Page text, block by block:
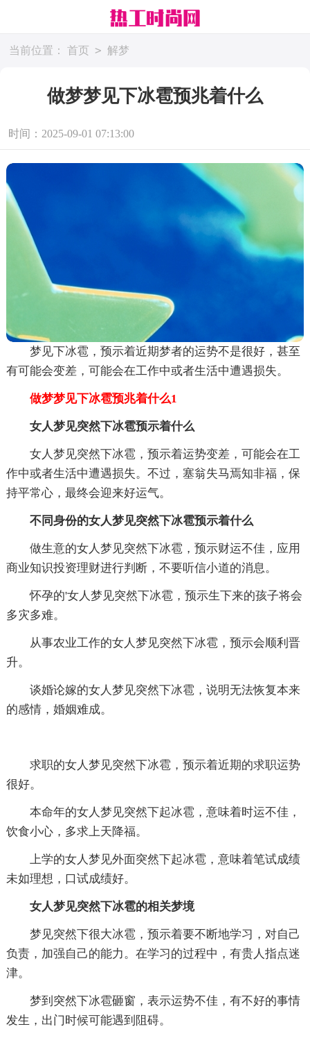
当前位置： 首页 > 解梦
做梦梦见下冰雹预兆着什么
时间：2025-09-01 07:13:00
梦见下冰雹，预示着近期梦者的运势不是很好，甚至
有可能会变差，可能会在工作中或者生活中遭遇损失。
做梦梦见下冰雹预兆着什么1
女人梦见突然下冰雹预示着什么
女人梦见突然下冰雹，预示着运势变差，可能会在工
作中或者生活中遭遇损失。不过，塞翁失马焉知非福，保
持平常心，最终会迎来好运气。
不同身份的女人梦见突然下冰雹预示着什么
做生意的女人梦见突然下冰雹，预示财运不佳，应用
商业知识投资理财进行判断，不要听信小道的消息。
怀孕的'女人梦见突然下冰雹，预示生下来的孩子将会
多灾多难。
从事农业工作的女人梦见突然下冰雹，预示会顺利晋
升。
谈婚论嫁的女人梦见突然下冰雹，说明无法恢复本来
的感情，婚姻难成。
求职的女人梦见突然下冰雹，预示着近期的求职运势
很好。
本命年的女人梦见突然下起冰雹，意味着时运不佳，
饮食小心，多求上天降福。
上学的女人梦见外面突然下起冰雹，意味着笔试成绩
未如理想，口试成绩好。
女人梦见突然下冰雹的相关梦境
梦见突然下很大冰雹，预示着要不断地学习，对自己
负责，加强自己的能力。在学习的过程中，有贵人指点迷
津。
梦到突然下冰雹砸窗，表示运势不佳，有不好的事情
发生，出门时候可能遇到阻碍。